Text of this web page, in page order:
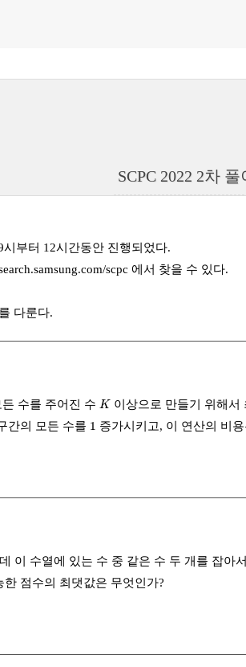
SCPC 2022 2차 풀
시부터 12시간동안 진행되었다.
scpc 에서 찾을 수 있다.
다룬다.
든 수를 주어진 수 K
K이상으로 만들기 위해서
간의 모든 수를 1
1 증가시키고, 이 연산의 비
이 수열에 있는 수 중 같은 수 두 개를 잡아
점수의 최댓값은 무엇인가?